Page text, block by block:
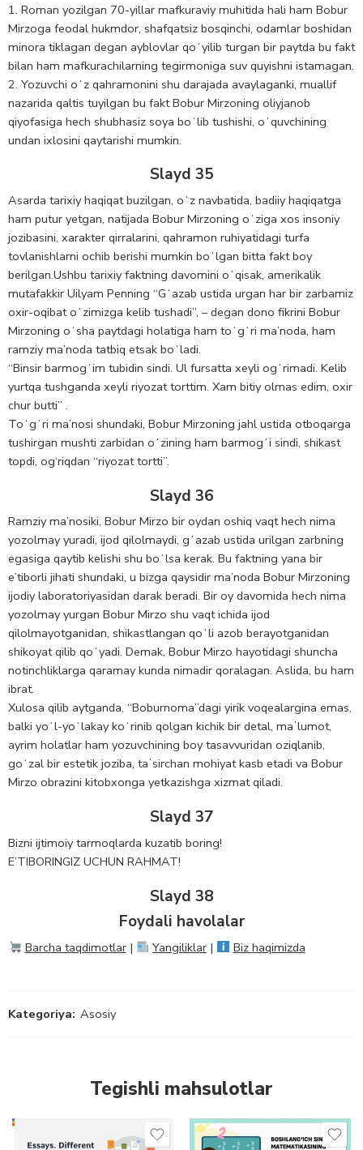
1. Roman yozilgan 70-yillar mafkuraviy muhitida hali ham Bobur
Mirzoga feodal hukmdor, shafqatsiz bosqinchi, odamlar boshidan
minora tiklagan degan ayblovlar qoʻyilib turgan bir paytda bu fakt
bilan ham mafkurachilarning tegirmoniga suv quyishni istamagan.
2. Yozuvchi oʻz qahramonini shu darajada avaylaganki, muallif
nazarida qaltis tuyilgan bu fakt Bobur Mirzoning oliyjanob
qiyofasiga hech shubhasiz soya boʻlib tushishi, oʻquvchining
undan ixlosini qaytarishi mumkin.
Slayd 35
Asarda tarixiy haqiqat buzilgan, oʻz navbatida, badiiy haqiqatga
ham putur yetgan, natijada Bobur Mirzoning oʻziga xos insoniy
jozibasini, xarakter qirralarini, qahramon ruhiyatidagi turfa
tovlanishlarni ochib berishi mumkin boʻlgan bitta fakt boy
berilgan.Ushbu tarixiy faktning davomini oʻqisak, amerikalik
mutafakkir Uilyam Penning “Gʻazab ustida urgan har bir zarbamiz
oxir-oqibat oʻzimizga kelib tushadi”, – degan dono fikrini Bobur
Mirzoning oʻsha paytdagi holatiga ham toʻgʻri ma’noda, ham
ramziy ma’noda tatbiq etsak boʻladi.
“Binsir barmogʻim tubidin sindi. Ul fursatta xeyli ogʻrimadi. Kelib
yurtqa tushganda xeyli riyozat torttim. Xam bitiy olmas edim, oxir
chur butti” .
Toʻgʻri ma’nosi shundaki, Bobur Mirzoning jahl ustida otboqarga
tushirgan mushti zarbidan oʻzining ham barmogʻi sindi, shikast
topdi, og‘riqdan “riyozat tortti”.
Slayd 36
Ramziy ma’nosiki, Bobur Mirzo bir oydan oshiq vaqt hech nima
yozolmay yuradi, ijod qilolmaydi, gʻazab ustida urilgan zarbning
egasiga qaytib kelishi shu boʻlsa kerak. Bu faktning yana bir
e’tiborli jihati shundaki, u bizga qaysidir ma’noda Bobur Mirzoning
ijodiy laboratoriyasidan darak beradi. Bir oy davomida hech nima
yozolmay yurgan Bobur Mirzo shu vaqt ichida ijod
qilolmayotganidan, shikastlangan qoʻli azob berayotganidan
shikoyat qilib qoʻyadi. Demak, Bobur Mirzo hayotidagi shuncha
notinchliklarga qaramay kunda nimadir qoralagan. Aslida, bu ham
ibrat.
Xulosa qilib aytganda, “Boburnoma”dagi yirik voqealargina emas,
balki yoʻl-yoʻlakay koʻrinib qolgan kichik bir detal, maʼlumot,
ayrim holatlar ham yozuvchining boy tasavvuridan oziqlanib,
goʻzal bir estetik joziba, taʼsirchan mohiyat kasb etadi va Bobur
Mirzo obrazini kitobxonga yetkazishga xizmat qiladi.
Slayd 37
Bizni ijtimoiy tarmoqlarda kuzatib boring!
E’TIBORINGIZ UCHUN RAHMAT!
Slayd 38
Foydali havolalar
Barcha taqdimotlar| Yangiliklar | Biz haqimizda
Kategoriya: Asosiy
Tegishli mahsulotlar